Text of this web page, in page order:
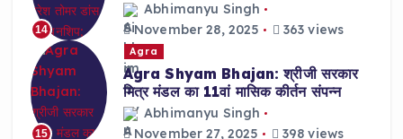
14
Abhimanyu Singh
November 28, 2025
363 views
15
Agra
Agra Shyam Bhajan: श्रीजी सरकार
मित्र मंडल का 11वां मासिक कीर्तन संपन्न
Abhimanyu Singh
November 27, 2025
398 views